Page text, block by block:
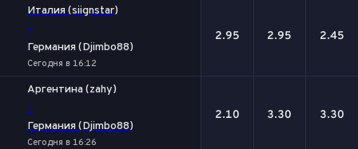
Италия (siignstar)
-
Германия (Djimbo88)
Сегодня в 16:12
2.95 2.95 2.45
Аргентина (zahy)
-
Германия (Djimbo88)
Сегодня в 16:26
2.10 3.30 3.30